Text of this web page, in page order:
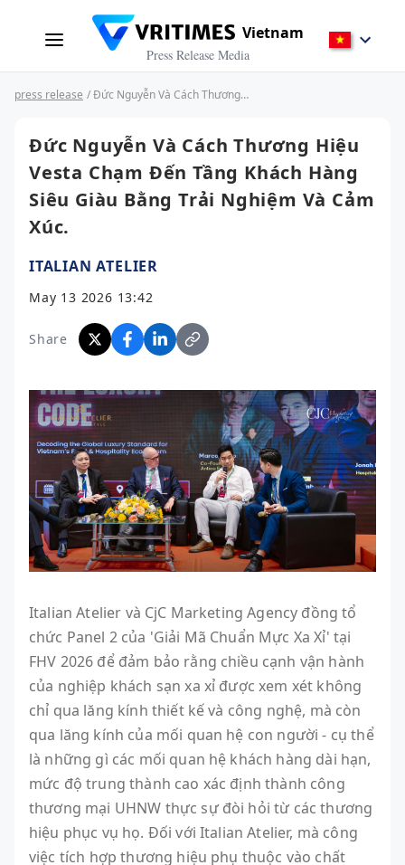
Vietnam
Press Release Media
press release / Đức Nguyễn Và Cách Thương Hiệu Vesta Chạm Đến Tầng Khách Hàng Siêu Giàu Bằng Trải Nghiệm Và Cảm Xúc.
Đức Nguyễn Và Cách Thương Hiệu
Vesta Chạm Đến Tầng Khách Hàng
Siêu Giàu Bằng Trải Nghiệm Và Cảm
Xúc.
ITALIAN ATELIER
May 13 2026 13:42
Share
Italian Atelier và CjC Marketing Agency đồng tổ
chức Panel 2 của 'Giải Mã Chuẩn Mực Xa Xỉ' tại
FHV 2026 để đảm bảo rằng chiều cạnh vận hành
của nghiệp khách sạn xa xỉ được xem xét không
chỉ qua lăng kính thiết kế và công nghệ, mà còn
qua lăng kính của mối quan hệ con người - cụ thể
là những gì các mối quan hệ khách hàng dài hạn,
mức độ trung thành cao xác định thành công
thương mại UHNW thực sự đòi hỏi từ các thương
hiệu phục vụ họ. Đối với Italian Atelier, mà công
việc tích hợp thương hiệu phụ thuộc vào chất